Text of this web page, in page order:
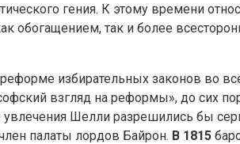
гения. К этому времени
обогащением, так и более
избирательных законов во
взгляд на реформы», до сих
увлечения Шелли разрешились бы
палаты лордов Байрон. В 1815